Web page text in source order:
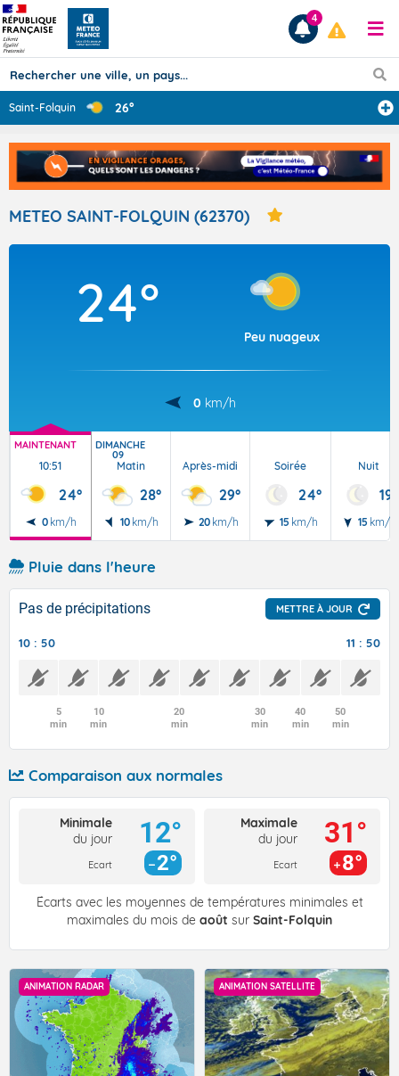
Prévisions
TOUS LES RÉSULTATS
Articles
4
Saint-Folquin 26°
METEO SAINT-FOLQUIN (62370)
24°
Peu nuageux
0 km/h
MAINTENANT
10:51
24°
0 km/h
DIMANCHE
09
Matin
28°
10 km/h
Après-midi
29°
20 km/h
Soirée
24°
15 km/h
Nuit
19°
15 km/h
Pluie dans l'heure
Pas de précipitations METTRE À JOUR
10 : 50 11 : 50
5
min
10
min
20
min
30
min
40
min
50
min
Comparaison aux normales
Minimale
du jour
Ecart
12°
2°
Maximale
du jour
Ecart
31°
8°
Écarts avec les moyennes de températures minimales et
maximales du mois de août sur Saint-Folquin
ANIMATION RADAR ANIMATION SATELLITE